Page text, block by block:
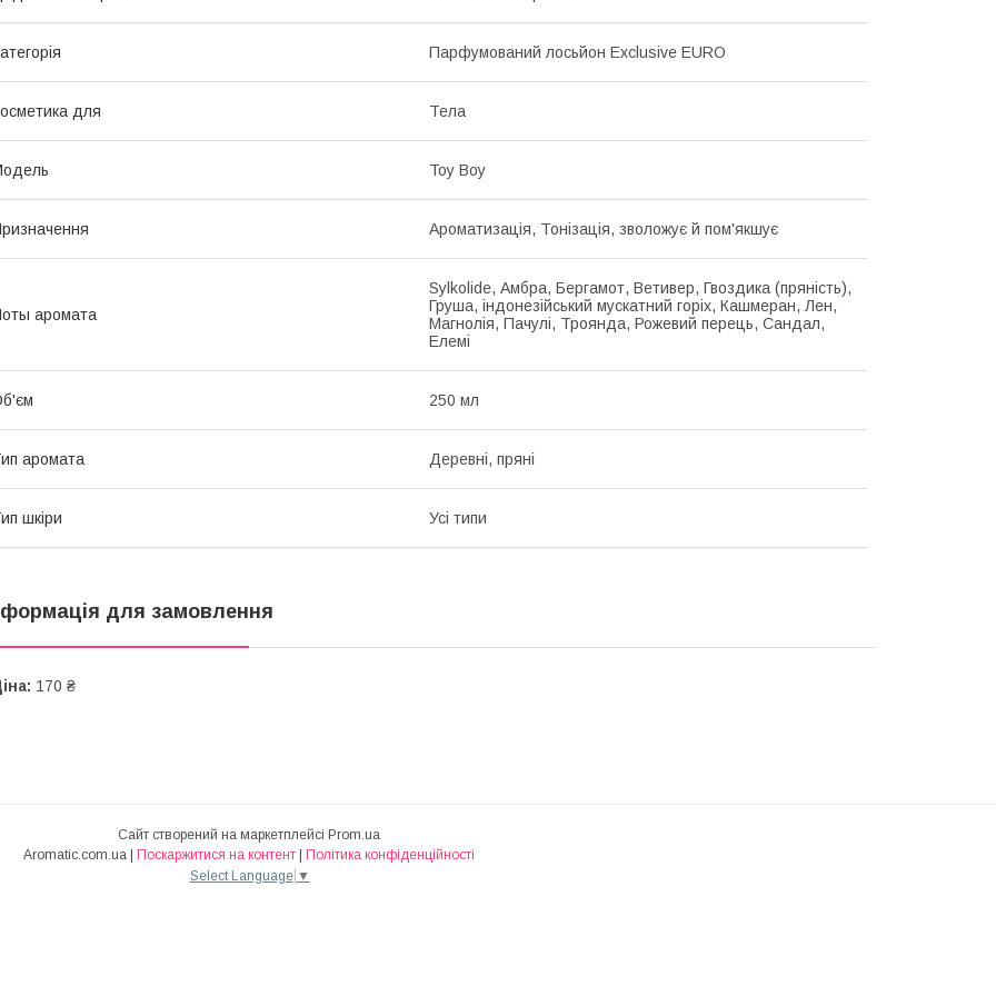
Парфумований лосьйон Exclusive EURO
для Тела
Toy Boy
Ароматизація, Тонізація, зволожує й пом'якшує
аромата
Sylkolide, Амбра, Бергамот, Ветивер, Гвоздика (пряність),
Груша, індонезійський мускатний горіх, Кашмеран, Лен,
Магнолія, Пачулі, Троянда, Рожевий перець, Сандал,
Елемі
250 мл
аромата Деревні, пряні
шкіри Усі типи
для замовлення
170 ₴
Сайт створений на маркетплейсі Prom.ua
Aromatic.com.ua | Поскаржитися на контент | Політика конфіденційності
Select Language ▼